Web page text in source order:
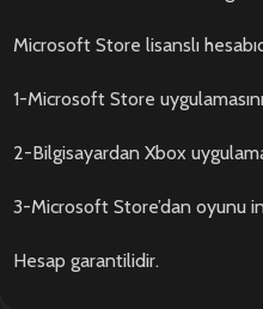
Microsoft Store lisanslı
1-Microsoft Store
2-Bilgisayardan Xbox
3-Microsoft Store’dan oyunu
Hesap garantilidir.